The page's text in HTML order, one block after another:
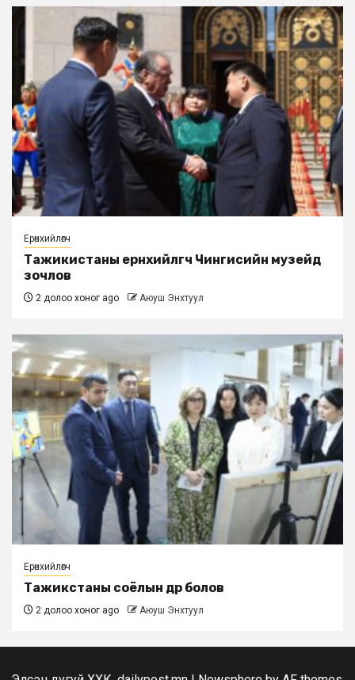
Ерөнхийлөгч
Тажикистаны ерөнхийлөгч Чингисийн музейд
зочлов
2 долоо хоног ago Аюуш Энхтуул
Ерөнхийлөгч
Тажикстаны соёлын өдөр болов
2 долоо хоног ago Аюуш Энхтуул